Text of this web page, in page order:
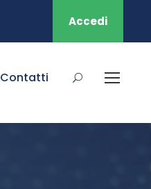
Accedi
Contatti